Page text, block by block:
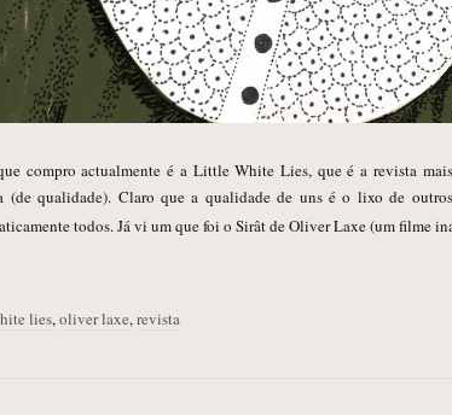
compro actualmente é a Little White Lies, que é a revista
(de qualidade). Claro que a qualidade de uns é o lixo de
todos. Já vi um que foi o Sirât de Oliver Laxe (um filme
lies,oliver laxe,revista